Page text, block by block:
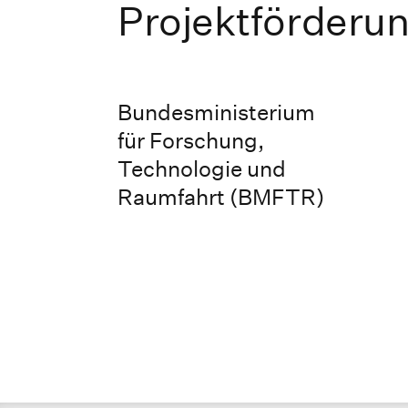
Bundesministerium
für ­Forschung,
Technologie und
Raumfahrt (BMFTR)